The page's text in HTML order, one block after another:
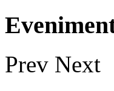
Prev Next